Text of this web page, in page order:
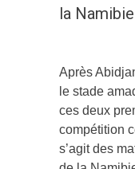
la
Après
le stade
ces deux
compétition
s’agit des